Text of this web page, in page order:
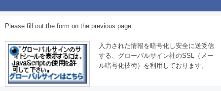
Please fill out the form on the previous page.
入力された情報を暗号化し安全に送受信
する、グローバルサイン社のSSL（メー
ル暗号化技術）を利用しております。